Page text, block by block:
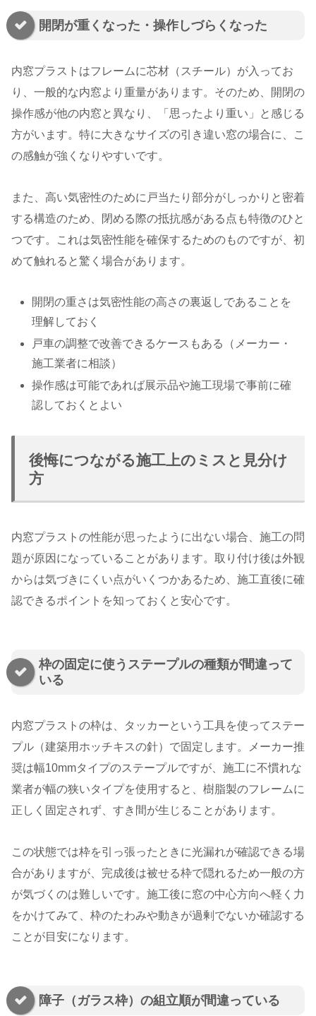
開閉が重くなった・操作しづらくなった
内窓プラストはフレームに芯材（スチール）が入ってお
り、一般的な内窓より重量があります。そのため、開閉の
操作感が他の内窓と異なり、「思ったより重い」と感じる
方がいます。特に大きなサイズの引き違い窓の場合に、こ
の感触が強くなりやすいです。
また、高い気密性のために戸当たり部分がしっかりと密着
する構造のため、閉める際の抵抗感がある点も特徴のひと
つです。これは気密性能を確保するためのものですが、初
めて触れると驚く場合があります。
開閉の重さは気密性能の高さの裏返しであることを
理解しておく
戸車の調整で改善できるケースもある（メーカー・
施工業者に相談）
操作感は可能であれば展示品や施工現場で事前に確
認しておくとよい
後悔につながる施工上のミスと見分け
方
内窓プラストの性能が思ったように出ない場合、施工の問
題が原因になっていることがあります。取り付け後は外観
からは気づきにくい点がいくつかあるため、施工直後に確
認できるポイントを知っておくと安心です。
枠の固定に使うステープルの種類が間違って
いる
内窓プラストの枠は、タッカーという工具を使ってステー
プル（建築用ホッチキスの針）で固定します。メーカー推
奨は幅10mmタイプのステープルですが、施工に不慣れな
業者が幅の狭いタイプを使用すると、樹脂製のフレームに
正しく固定されず、すき間が生じることがあります。
この状態では枠を引っ張ったときに光漏れが確認できる場
合がありますが、完成後は被せる枠で隠れるため一般の方
が気づくのは難しいです。施工後に窓の中心方向へ軽く力
をかけてみて、枠のたわみや動きが過剰でないか確認する
ことが目安になります。
障子（ガラス枠）の組立順が間違っている